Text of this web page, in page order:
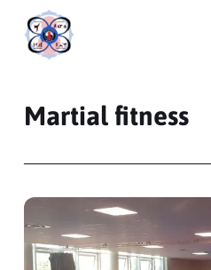
Martial fitness